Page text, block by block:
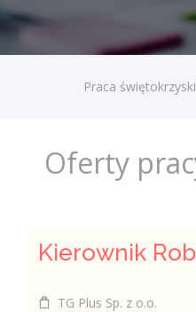
Praca
Oferty
TG Plus Sp. z o.o.